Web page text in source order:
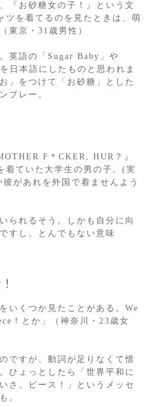
『お砂糖女の子！』という文
ツを着てるのを見たときは、萌
東京・31歳男性）
英語の「Sugar Baby」や
日本語にしたものと思われま
」をつけて「お砂糖」とした
プレー。
F＊CKER, HUR？』
着ていた大学生の男の子。(実
があれを外国で着ませんよう
られるそう。しかも自分に向
すし、とんでもない意味
いくつか見たことがある。We
！とか」（神奈川・23歳女
ですが、動詞が足りなくて惜
ひょっとしたら「世界平和に
さ。ピース！」というメッセ
。